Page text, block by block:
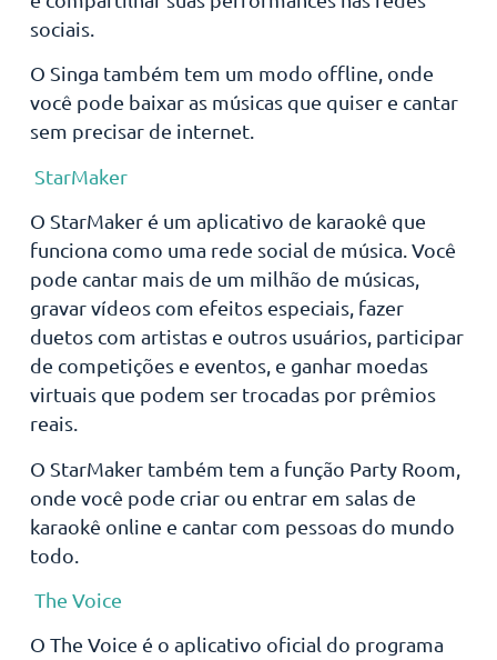
sociais.
O Singa também tem um modo offline, onde
você pode baixar as músicas que quiser e cantar
sem precisar de internet.
StarMaker
O StarMaker é um aplicativo de karaokê que
funciona como uma rede social de música. Você
pode cantar mais de um milhão de músicas,
gravar vídeos com efeitos especiais, fazer
duetos com artistas e outros usuários, participar
de competições e eventos, e ganhar moedas
virtuais que podem ser trocadas por prêmios
reais.
O StarMaker também tem a função Party Room,
onde você pode criar ou entrar em salas de
karaokê online e cantar com pessoas do mundo
todo.
The Voice
O The Voice é o aplicativo oficial do programa